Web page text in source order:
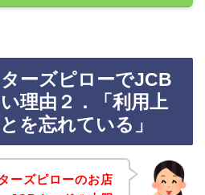
ーズピローでJCB
理由２．「利用上
を忘れている」
ーズピローのお店